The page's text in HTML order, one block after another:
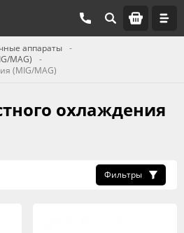
аппараты
MAG)
(MIG/MAG)
охлаждения
Фильтры